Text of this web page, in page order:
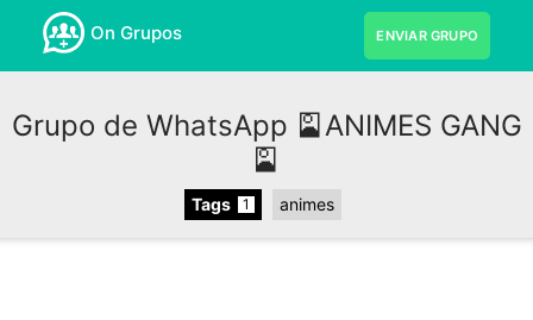
On Grupos ENVIAR GRUPO
Grupo de WhatsApp 🎴ANIMES GANG
🎴
Tags 1 animes